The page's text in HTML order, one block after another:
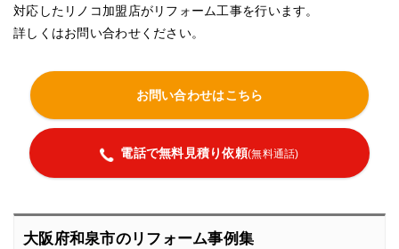
対応したリノコ加盟店がリフォーム工事を行います。
詳しくはお問い合わせください。
お問い合わせはこちら
電話で無料見積り依頼(無料通話)
大阪府和泉市のリフォーム事例集